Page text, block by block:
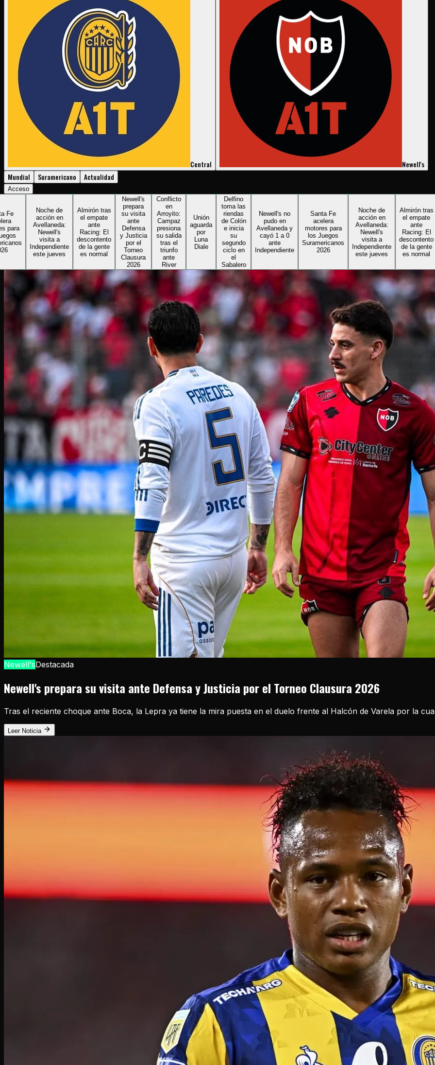
Central
Newell's
Mundial
Suramericano Actualidad
Acceso
Noche de
acción en
Avellaneda:
Newell's
Independiente
este jueves
Almirón tras
el empate
ante
Racing: El
descontento
de la gente
es normal
prepara
su visita
ante
Defensa
y Justicia
por el
Torneo
Clausura
Conflicto
en
Arroyito:
Campaz
presiona
su salida
tras el
triunfo
ante
River
Unión
aguarda
por
Luna
Diale
toma las
riendas
de Colón
e inicia
segundo
ciclo en
Sabalero
Newell's no
pudo en
Avellaneda y
cayó 1 a 0
Independiente
Santa Fe
motores para
los Juegos
Suramericanos
2026
Noche de
acción en
Avellaneda:
Newell's
Independiente
este jueves
Almirón tras
el empate
ante
Racing: El
descontento
de la gente
es normal
Newell'sDestacada
Newell's prepara su visita ante Defensa y Justicia por el Torneo Clausura 2026
Tras el reciente choque ante Boca, la Lepra ya tiene la mira puesta en el duelo frente al Halcón de Varela por la
Leer Noticia